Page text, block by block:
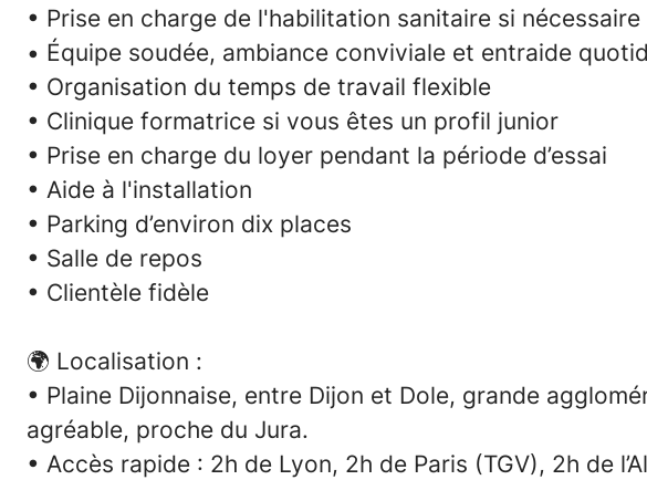
• Prise en charge de l'habilitation sanitaire si nécessaire
• Équipe soudée, ambiance conviviale et entraide
• Organisation du temps de travail flexible
• Clinique formatrice si vous êtes un profil junior
• Prise en charge du loyer pendant la période d’essai
• Aide à l'installation
• Parking d’environ dix places
• Salle de repos
• Clientèle fidèle
🌍 Localisation :
• Plaine Dijonnaise, entre Dijon et Dole, grande
agréable, proche du Jura.
• Accès rapide : 2h de Lyon, 2h de Paris (TGV), 2h de